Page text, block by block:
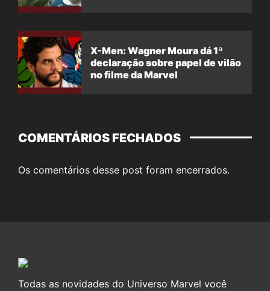
X-Men: Wagner Moura dá 1ª
declaração sobre papel de vilão
no filme da Marvel
COMENTÁRIOS FECHADOS
Os comentários desse post foram encerrados.
Todas as novidades do Universo Marvel você